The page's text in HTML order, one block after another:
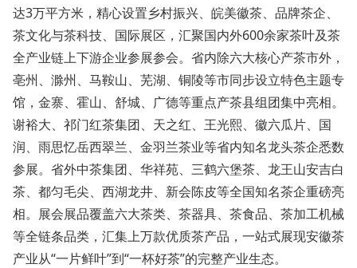
达3万平方米，精心设置乡村振兴、皖美徽茶、品牌茶企、
茶文化与茶科技、国际展区，汇聚国内外600余家茶叶及茶
全产业链上下游企业参展参会。省内除六大核心产茶市外，
亳州、滁州、马鞍山、芜湖、铜陵等市同步设立特色主题专
馆，金寨、霍山、舒城、广德等重点产茶县组团集中亮相。
谢裕大、祁门红茶集团、天之红、王光熙、徽六瓜片、国
润、雨思忆岳西翠兰、金羽兰茶业等省内知名龙头茶企悉数
参展。省外中茶集团、华祥苑、三鹤六堡茶、龙王山安吉白
茶、都匀毛尖、西湖龙井、新会陈皮等全国知名茶企重磅亮
相。展会展品覆盖六大茶类、茶器具、茶食品、茶加工机械
等全链条品类，汇集上万款优质茶产品，一站式展现安徽茶
产业从“一片鲜叶”到“一杯好茶”的完整产业生态。